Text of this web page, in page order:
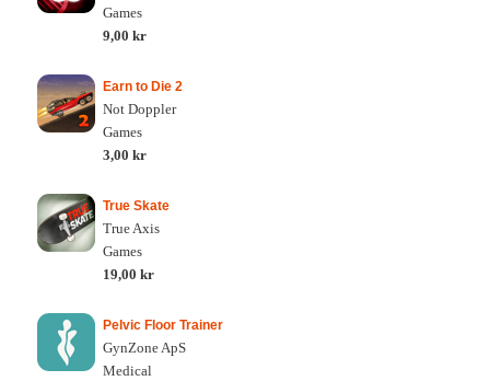
Games
9,00 kr
Earn to Die 2
Not Doppler
Games
3,00 kr
True Skate
True Axis
Games
19,00 kr
Pelvic Floor Trainer
GynZone ApS
Medical